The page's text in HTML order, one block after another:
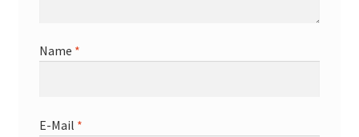
Name *
E-Mail *